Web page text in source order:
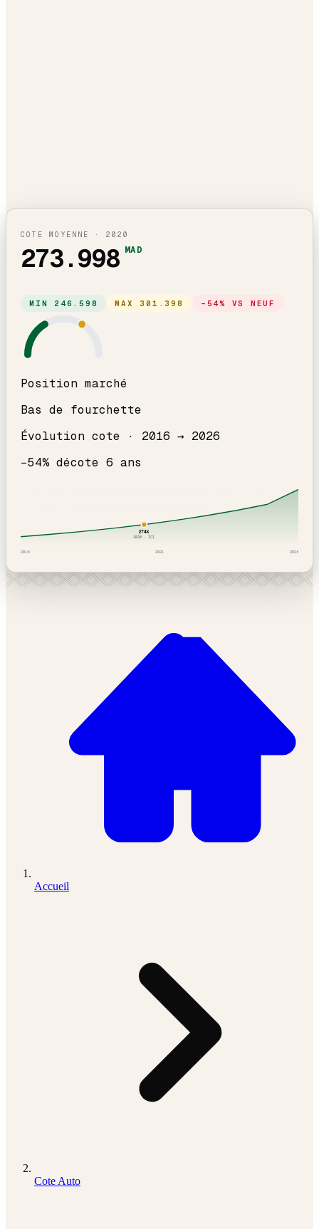
COTE MOYENNE · 2020
273.998 MAD
MIN 246.598 MAX 301.398 − 54% VS NEUF
Position marché
Bas de fourchette
Évolution cote · 2016 → 2026
−54% décote 6 ans
274k
2020 · ICI
2016 2021 2026
Accueil
Cote Auto